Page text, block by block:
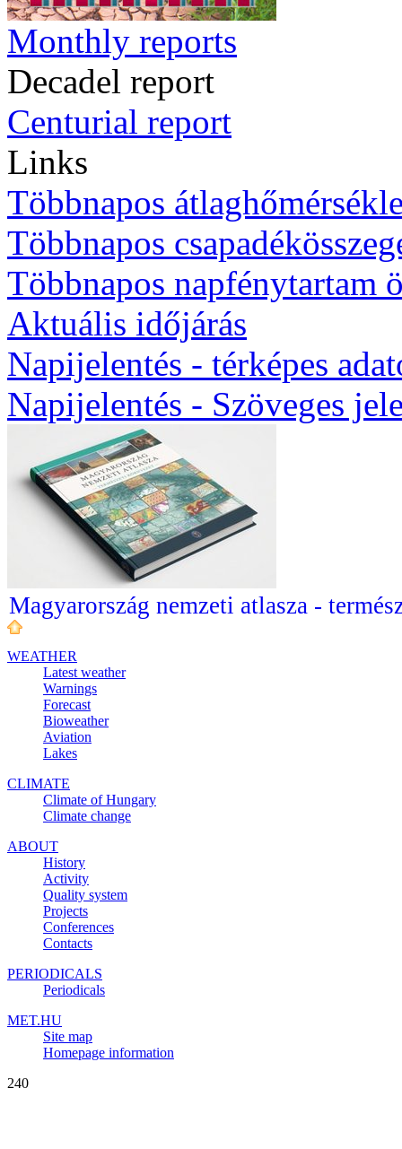
Monthly reports
Decadel report
Centurial report
Links
Többnapos
Többnapos
Többnapos napfénytartam
Aktuális időjárás
Napijelentés - térképes
Napijelentés - Szöveges
Magyarország nemzeti atlasza -
WEATHER
Latest weather
Warnings
Forecast
Bioweather
Aviation
Lakes
CLIMATE
Climate of Hungary
Climate change
ABOUT
History
Activity
Quality system
Projects
Conferences
Contacts
PERIODICALS
Periodicals
MET.HU
Site map
Homepage information
240